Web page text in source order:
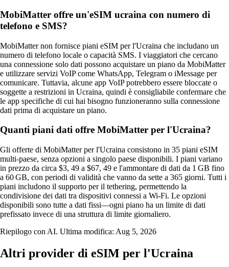
MobiMatter offre un'eSIM ucraina con numero di
telefono e SMS?
MobiMatter non fornisce piani eSIM per l'Ucraina che includano un
numero di telefono locale o capacità SMS. I viaggiatori che cercano
una connessione solo dati possono acquistare un piano da MobiMatter
e utilizzare servizi VoIP come WhatsApp, Telegram o iMessage per
comunicare. Tuttavia, alcune app VoIP potrebbero essere bloccate o
soggette a restrizioni in Ucraina, quindi è consigliabile confermare che
le app specifiche di cui hai bisogno funzioneranno sulla connessione
dati prima di acquistare un piano.
Quanti piani dati offre MobiMatter per l'Ucraina?
Gli offerte di MobiMatter per l'Ucraina consistono in 35 piani eSIM
multi‑paese, senza opzioni a singolo paese disponibili. I piani variano
in prezzo da circa $3, 49 a $67, 49 e l'ammontare di dati da 1 GB fino
a 60 GB, con periodi di validità che vanno da sette a 365 giorni. Tutti i
piani includono il supporto per il tethering, permettendo la
condivisione dei dati tra dispositivi connessi a Wi‑Fi. Le opzioni
disponibili sono tutte a dati fissi—ogni piano ha un limite di dati
prefissato invece di una struttura di limite giornaliero.
Riepilogo con AI. Ultima modifica: Aug 5, 2026
Altri provider di eSIM per l'Ucraina